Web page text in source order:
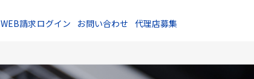
WEB請求ログイン お問い合わせ 代理店募集